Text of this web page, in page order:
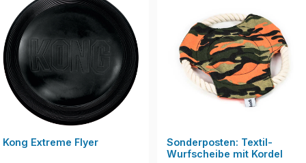
Kong Extreme Flyer
Sonderposten: Textil-
Wurfscheibe mit Kordel